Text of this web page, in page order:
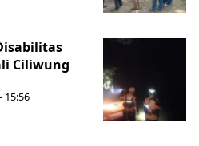
Ciliwung
15:56